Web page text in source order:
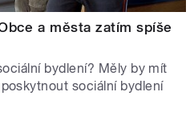
a města zatím spíše
bydlení? Měly by mít
sociální bydlení